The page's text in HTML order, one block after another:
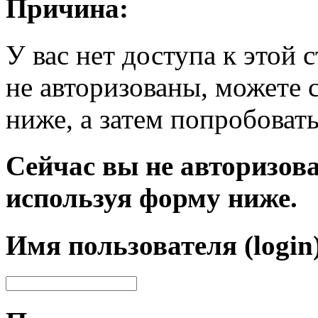
Причина:
У вас нет доступа к
не авторизованы, можете
ниже, а затем
Сейчас вы не
используя форму ниже.
Имя пользователя